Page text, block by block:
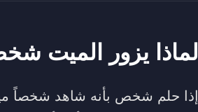
لماذا يزور الميت
إذا حلم شخص بأنه شاهد شخصاً